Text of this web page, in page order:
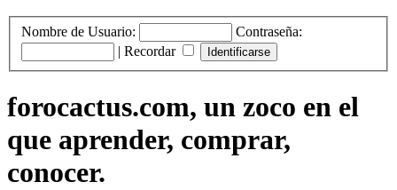
Nombre de Usuario:
Contraseña:
| Recordar
forocactus.com, un zoco en el
que aprender, comprar,
conocer.